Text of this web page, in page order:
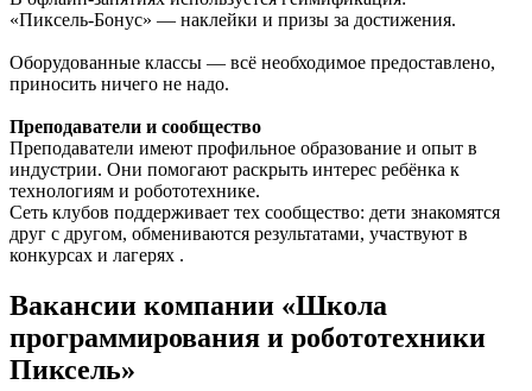
«Пиксель‑Бонус» — наклейки и призы за достижения.
Оборудованные классы — всё необходимое предоставлено,
приносить ничего не надо.
Преподаватели и сообщество
Преподаватели имеют профильное образование и опыт в
индустрии. Они помогают раскрыть интерес ребёнка к
технологиям и робототехнике.
Сеть клубов поддерживает тех сообщество: дети знакомятся
друг с другом, обмениваются результатами, участвуют в
конкурсах и лагерях .
Вакансии компании «Школа
программирования и робототехники
Пиксель»